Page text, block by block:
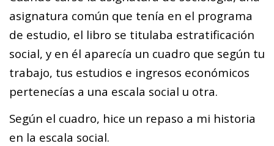
asignatura común que tenía en el programa
de estudio, el libro se titulaba estratificación
social, y en él aparecía un cuadro que según tu
trabajo, tus estudios e ingresos económicos
pertenecías a una escala social u otra.
Según el cuadro, hice un repaso a mi historia
en la escala social.